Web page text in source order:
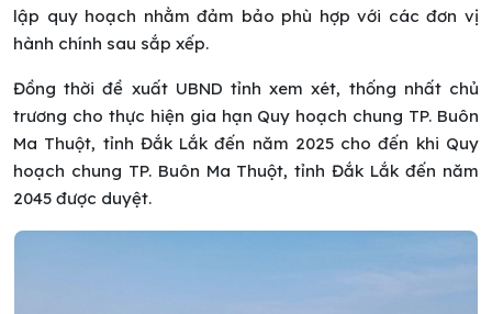
lập quy hoạch nhằm đảm bảo phù hợp với các đơn vị
hành chính sau sắp xếp.
Đồng thời đề xuất UBND tỉnh xem xét, thống nhất chủ
trương cho thực hiện gia hạn Quy hoạch chung TP. Buôn
Ma Thuột, tỉnh Đắk Lắk đến năm 2025 cho đến khi Quy
hoạch chung TP. Buôn Ma Thuột, tỉnh Đắk Lắk đến năm
2045 được duyệt.